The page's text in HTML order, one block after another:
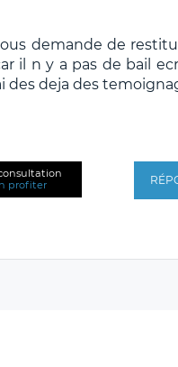
demande de
il n y a pas de bail
des deja des
profiter